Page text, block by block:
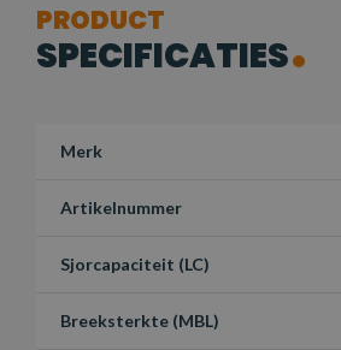
PRODUCT
SPECIFICATIES
Merk
Artikelnummer
Sjorcapaciteit (LC)
Breeksterkte (MBL)